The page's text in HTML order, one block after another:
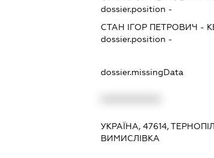
dossier.position -
СТАН ІГОР ПЕТРОВИЧ -
dossier.position -
dossier.missingData
УКРАЇНА, 47614,
ВИМИСЛІВКА